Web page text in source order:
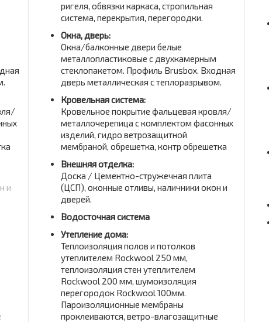
и
ригеля, обвязки каркаса, стропильная
система, перекрытия, перегородки.
Окна, дверь:
Окна/балконные двери белые
металлопластиковые с двухкамерным
стеклопакетом. Профиль Brusbox. Входная
дверь металлическая с теплоразрывом.
Кровельная система:
Кровельное покрытие фальцевая кровля/
металлочерепица с комплектом фасонных
изделий, гидро ветрозащитной
мембраной, обрешетка, контр обрешетка
Внешняя отделка:
Доска / Цементно-стружечная плита
(ЦСП), оконные отливы, наличники окон и
дверей.
Водосточная система
Утепление дома:
Теплоизоляция полов и потолков
утеплителем Rockwool 250 мм,
теплоизоляция стен утеплителем
Rockwool 200 мм, шумоизоляция
перегородок Rockwool 100мм.
Пароизоляционные мембраны
проклеиваются, ветро-влагозащитные